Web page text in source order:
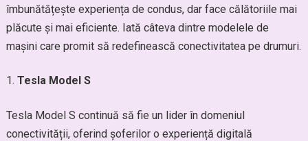
îmbunătățește experiența de condus, dar face călătoriile mai
plăcute și mai eficiente. Iată câteva dintre modelele de
mașini care promit să redefinească conectivitatea pe drumuri.
Tesla Model S
Tesla Model S continuă să fie un lider în domeniul
conectivității, oferind șoferilor o experiență digitală